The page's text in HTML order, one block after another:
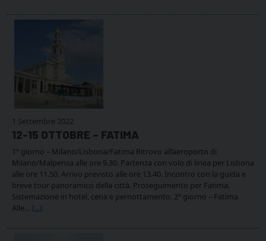
1 Settembre 2022
12-15 OTTOBRE – FATIMA
1° giorno – Milano/Lisbona/Fatima Ritrovo all’aeroporto di
Milano/Malpensa alle ore 9.30. Partenza con volo di linea per Lisbona
alle ore 11.50. Arrivo previsto alle ore 13.40. Incontro con la guida e
breve tour panoramico della città. Proseguimento per Fatima.
Sistemazione in hotel, cena e pernottamento. 2° giorno – Fatima
Alle… [...]